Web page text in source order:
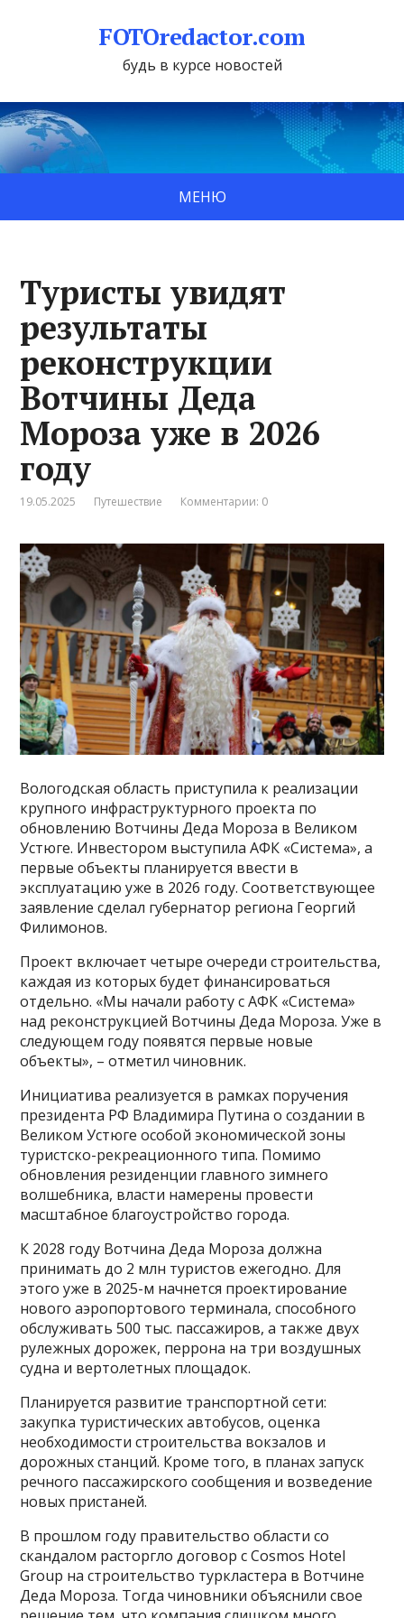
FOTOredactor.com
будь в курсе новостей
МЕНЮ
Туристы увидят
результаты
реконструкции
Вотчины Деда
Мороза уже в 2026
году
19.05.2025 Путешествие Комментарии: 0
Вологодская область приступила к реализации
крупного инфраструктурного проекта по
обновлению Вотчины Деда Мороза в Великом
Устюге. Инвестором выступила АФК «Система», а
первые объекты планируется ввести в
эксплуатацию уже в 2026 году. Соответствующее
заявление сделал губернатор региона Георгий
Филимонов.
Проект включает четыре очереди строительства,
каждая из которых будет финансироваться
отдельно. «Мы начали работу с АФК «Система»
над реконструкцией Вотчины Деда Мороза. Уже в
следующем году появятся первые новые
объекты», – отметил чиновник.
Инициатива реализуется в рамках поручения
президента РФ Владимира Путина о создании в
Великом Устюге особой экономической зоны
туристско-рекреационного типа. Помимо
обновления резиденции главного зимнего
волшебника, власти намерены провести
масштабное благоустройство города.
К 2028 году Вотчина Деда Мороза должна
принимать до 2 млн туристов ежегодно. Для
этого уже в 2025-м начнется проектирование
нового аэропортового терминала, способного
обслуживать 500 тыс. пассажиров, а также двух
рулежных дорожек, перрона на три воздушных
судна и вертолетных площадок.
Планируется развитие транспортной сети:
закупка туристических автобусов, оценка
необходимости строительства вокзалов и
дорожных станций. Кроме того, в планах запуск
речного пассажирского сообщения и возведение
новых пристаней.
В прошлом году правительство области со
скандалом расторгло договор с Cosmos Hotel
Group на строительство туркластера в Вотчине
Деда Мороза. Тогда чиновники объяснили свое